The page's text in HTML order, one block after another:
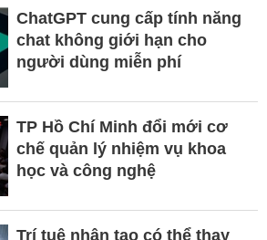
ChatGPT cung cấp tính năng
chat không giới hạn cho
người dùng miễn phí
TP Hồ Chí Minh đổi mới cơ
chế quản lý nhiệm vụ khoa
học và công nghệ
Trí tuệ nhân tạo có thể thay